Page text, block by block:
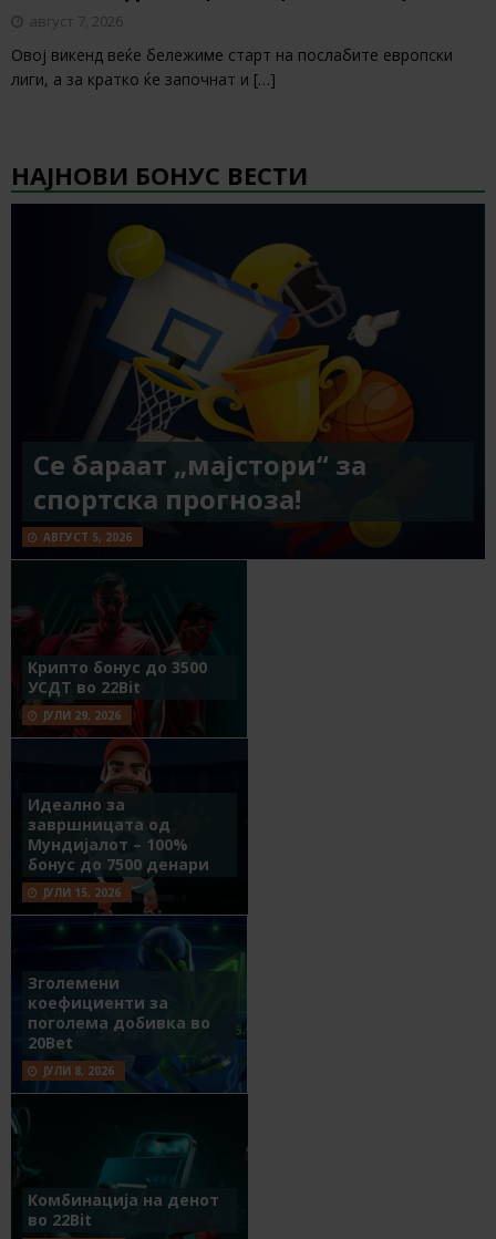
август 7, 2026
Овој викенд веќе бележиме старт на послабите европски
лиги, а за кратко ќе започнат и […]
НАЈНОВИ БОНУС ВЕСТИ
Се бараат „мајстори“ за
спортска прогноза!
АВГУСТ 5, 2026
Крипто бонус до 3500
УСДТ во 22Bit
ЈУЛИ 29, 2026
Идеално за
завршницата од
Мундијалот – 100%
бонус до 7500 денари
ЈУЛИ 15, 2026
Зголемени
коефициенти за
поголема добивка во
20Bet
ЈУЛИ 8, 2026
Комбинација на денот
во 22Bit